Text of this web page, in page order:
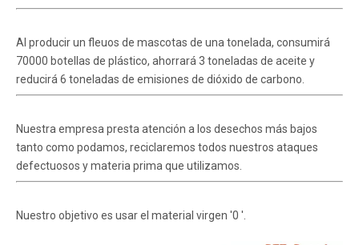
Al producir un fleuos de mascotas de una tonelada, consumirá
70000 botellas de plástico, ahorrará 3 toneladas de aceite y
reducirá 6 toneladas de emisiones de dióxido de carbono.
Nuestra empresa presta atención a los desechos más bajos
tanto como podamos, reciclaremos todos nuestros ataques
defectuosos y materia prima que utilizamos.
Nuestro objetivo es usar el material virgen '0 '.